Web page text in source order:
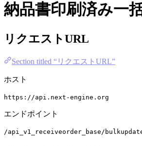
納品書印刷済み一
リクエストURL
Section titled “リクエストURL”
ホスト
https://api.next-engine.org
エンドポイント
/api_v1_receiveorder_base/